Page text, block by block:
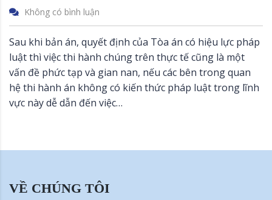
Không có bình luận
Sau khi bản án, quyết định của Tòa án có hiệu lực pháp
luật thì việc thi hành chúng trên thực tế cũng là một
vấn đề phức tạp và gian nan, nếu các bên trong quan
hệ thi hành án không có kiến thức pháp luật trong lĩnh
vực này dễ dẫn đến việc…
VỀ CHÚNG TÔI